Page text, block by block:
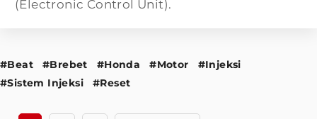
(Electronic Control Unit).
#Beat #Brebet #Honda #Motor
#Injeksi
#Sistem Injeksi
#Reset